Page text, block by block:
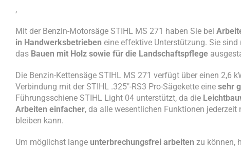
,
Mit der Benzin-Motorsäge STIHL MS 271 haben Sie bei
in Handwerksbetrieben eine effektive Unterstützung. Sie
das Bauen mit Holz sowie für die Landschaftspflege
Die Benzin-Kettensäge STIHL MS 271 verfügt über einen 2,6
Verbindung mit der STIHL .325″-RS3 Pro-Sägekette eine sehr
Führungsschiene STIHL Light 04 unterstützt, da die
Arbeiten einfacher, da alle wesentlichen Funktionen
bleiben kann.
Um möglichst lange unterbrechungsfrei arbeiten zu können,